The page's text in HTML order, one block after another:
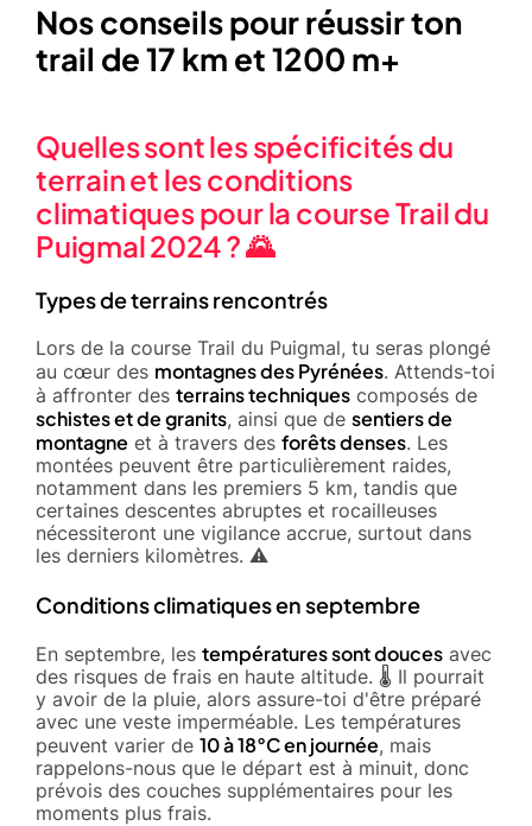
Nos conseils pour réussir ton
trail de 17 km et 1200 m+
Quelles sont les spécificités du
terrain et les conditions
climatiques pour la course Trail du
Puigmal 2024 ? 🌄
Types de terrains rencontrés
Lors de la course Trail du Puigmal, tu seras plongé
au cœur des montagnes des Pyrénées. Attends-toi
à affronter des terrains techniques composés de
schistes et de granits, ainsi que de sentiers de
montagne et à travers des forêts denses. Les
montées peuvent être particulièrement raides,
notamment dans les premiers 5 km, tandis que
certaines descentes abruptes et rocailleuses
nécessiteront une vigilance accrue, surtout dans
les derniers kilomètres. ⚠️
Conditions climatiques en septembre
En septembre, les températures sont douces avec
des risques de frais en haute altitude. 🌡️ Il pourrait
y avoir de la pluie, alors assure-toi d'être préparé
avec une veste imperméable. Les températures
peuvent varier de 10 à 18°C en journée, mais
rappelons-nous que le départ est à minuit, donc
prévois des couches supplémentaires pour les
moments plus frais.